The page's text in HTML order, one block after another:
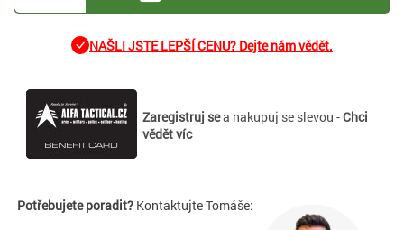
NAŠLI JSTE LEPŠÍ CENU? Dejte nám vědět.
Zaregistruj sea nakupuj se slevou -Chci
vědět víc
Potřebujete poradit? Kontaktujte Tomáše: